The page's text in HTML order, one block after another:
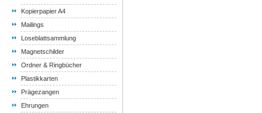
Kopierpapier A4
Mailings
Loseblattsammlung
Magnetschilder
Ordner & Ringbücher
Plastikkarten
Prägezangen
Ehrungen